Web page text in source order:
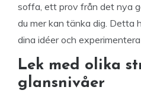
soffa, ett prov från det nya
du mer kan tänka dig. Detta
dina idéer och
Lek med olika
glansnivåer